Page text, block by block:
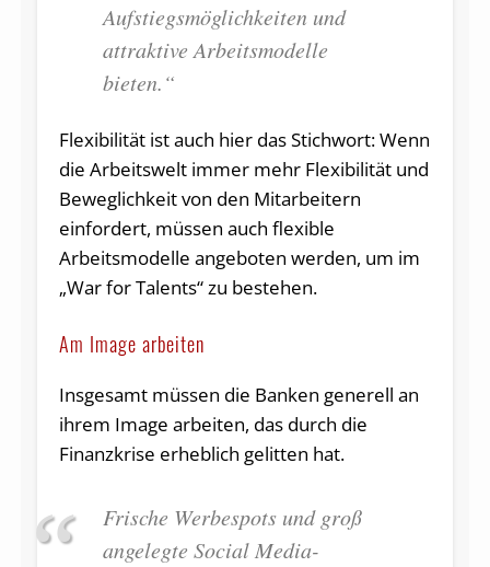
Aufstiegsmöglichkeiten und
attraktive Arbeitsmodelle
bieten.“
Flexibilität ist auch hier das Stichwort: Wenn
die Arbeitswelt immer mehr Flexibilität und
Beweglichkeit von den Mitarbeitern
einfordert, müssen auch flexible
Arbeitsmodelle angeboten werden, um im
„War for Talents“ zu bestehen.
Am Image arbeiten
Insgesamt müssen die Banken generell an
ihrem Image arbeiten, das durch die
Finanzkrise erheblich gelitten hat.
Frische Werbespots und groß
angelegte Social Media-